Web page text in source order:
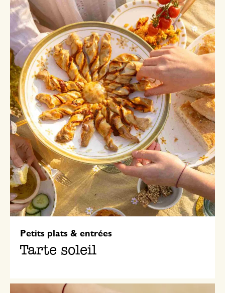
Petits plats & entrées
Tarte soleil